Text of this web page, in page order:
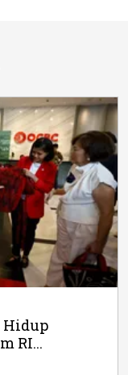
Hidup
RI...